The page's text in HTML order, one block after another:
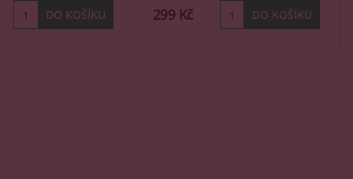
299 Kč